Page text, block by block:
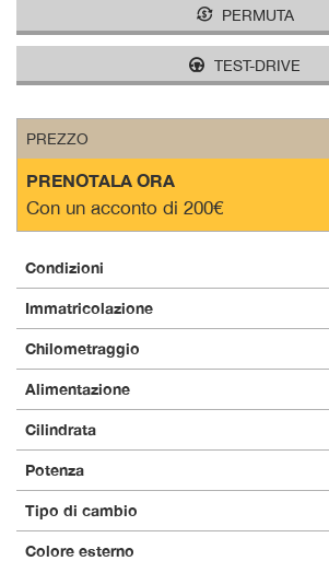
PERMUTA
TEST-DRIVE
PREZZO
PRENOTALA ORA
Con un acconto di 200€
Condizioni
Immatricolazione
Chilometraggio
Alimentazione
Cilindrata
Potenza
Tipo di cambio
Colore esterno
di
ottenere
maggiori
informazioni
sull'utilità
funzionamento
di
questi
strumenti
di
si
cookie
Puoi
rivedere
e